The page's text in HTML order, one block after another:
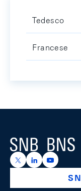
Tedesco
Francese
Logo
https://x.com/
https://